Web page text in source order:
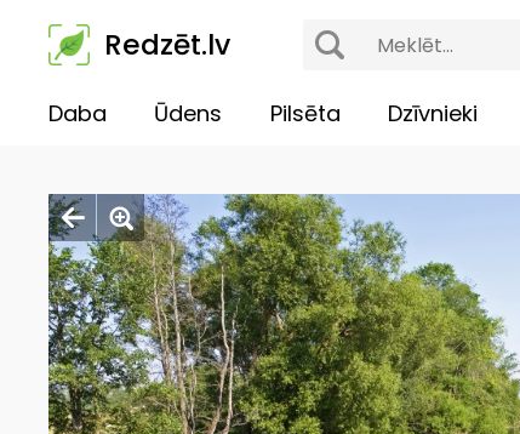
Redzēt.lv
Daba Ūdens Pilsēta Dzīvnieki